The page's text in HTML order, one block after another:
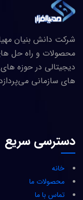
شرکت دانش بنیان مهیا
محصولات و راه حل های
دیجیتالی در حوزه
های سازمانی
دسترسی سریع
خانه
محصولات ما
تماس با ما